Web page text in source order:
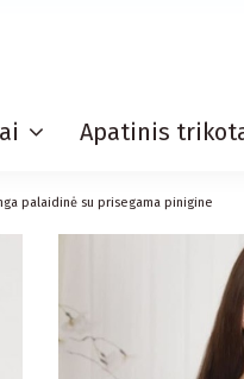
Apatinis
palaidinė su prisegama pinigine